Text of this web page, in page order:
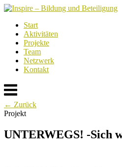
Skip
contentStart
Aktivitäten
Projekte
Team
Netzwerk
Kontakt
Menu
← Zurück
Projekt
UNTERWEGS! -Sich